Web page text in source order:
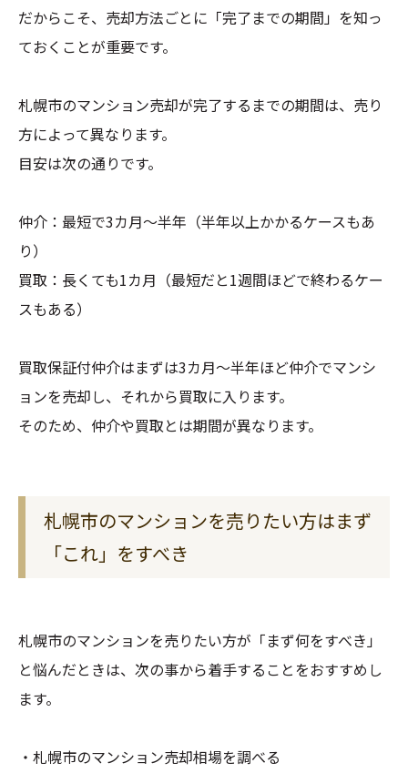
だからこそ、売却方法ごとに「完了までの期間」を知っ
ておくことが重要です。
札幌市のマンション売却が完了するまでの期間は、売り
方によって異なります。
目安は次の通りです。
仲介：最短で3カ月～半年（半年以上かかるケースもあ
り）
買取：長くても1カ月（最短だと1週間ほどで終わるケー
スもある）
買取保証付仲介はまずは3カ月～半年ほど仲介でマンシ
ョンを売却し、それから買取に入ります。
そのため、仲介や買取とは期間が異なります。
札幌市のマンションを売りたい方はまず
「これ」をすべき
札幌市のマンションを売りたい方が「まず何をすべき」
と悩んだときは、次の事から着手することをおすすめし
ます。
・札幌市のマンション売却相場を調べる